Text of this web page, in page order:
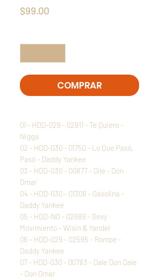
$99.00
COMPRAR
01 - HDD-029 - 02911 - Te Quiero -
Nigga
02 - HDD-030 - 01750 - Lo Que Pasó,
Pasó - Daddy Yankee
03 - HDD-030 - 00877 - Dile - Don
Omar
04 - HDD-030 - 01308 - Gasolina -
Daddy Yankee
05 - HDD-NO - 02689 - Sexy
Movimiento - Wisin & Yandel
06 - HDD-029 - 02595 - Rompe -
Daddy Yankee
07 - HDD-030 - 00783 - Dale Don Dale
- Don Omar